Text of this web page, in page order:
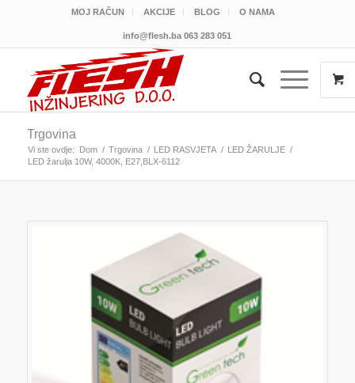
MOJ RAČUN AKCIJE BLOG O NAMA
info@flesh.ba 063 283 051
Trgovina
Vi ste ovdje: Dom / Trgovina / LED RASVJETA / LED ŽARULJE /
LED žarulja 10W, 4000K, E27,BLX-6112